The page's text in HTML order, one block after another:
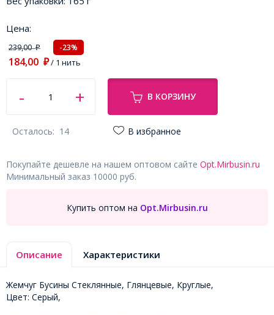
Цена:
239,00₽ -23%
184,00 ₽/ 1 нить
В КОРЗИНУ
Осталось: 14 В избранное
Покупайте дешевле на нашем оптовом сайте Opt.Mirbusin.ru
Минимальный заказ 10000 руб.
Купить оптом на Opt.Mirbusin.ru
Описание Характеристики
Жемчуг Бусины Стеклянные, Глянцевые, Круглые,
Цвет: Серый,